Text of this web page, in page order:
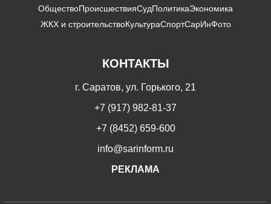
ОбществоПроисшествияСудПолитикаЭкономика
ЖКХ и строительствоКультураСпортСарИнФото
КОНТАКТЫ
г. Саратов, ул. Горького, 21
+7 (917) 982-81-37
+7 (8452) 659-600
info@sarinform.ru
РЕКЛАМА